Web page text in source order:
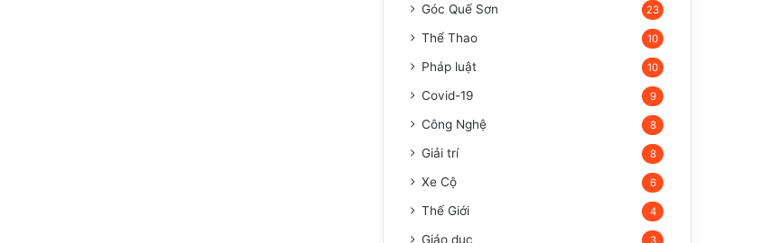
Góc Quế Sơn 23
Thể Thao 10
Pháp luật 10
Covid-19 9
Công Nghệ 8
Giải trí 8
Xe Cộ 6
Thế Giới 4
Giáo dục 3